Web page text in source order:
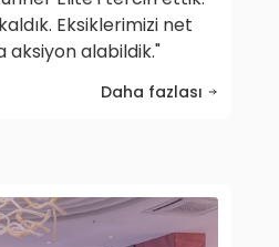
Eksiklerimizi net
aksiyon alabildik."
Daha fazlası